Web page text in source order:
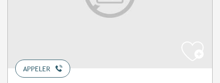
APPELER